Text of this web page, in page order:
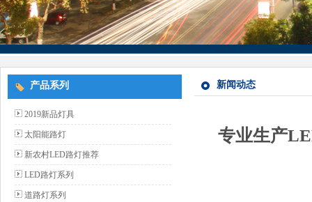
产品系列
2019新品灯具
太阳能路灯
新农村LED路灯推荐
LED路灯系列
道路灯系列
新闻动态
专业生产